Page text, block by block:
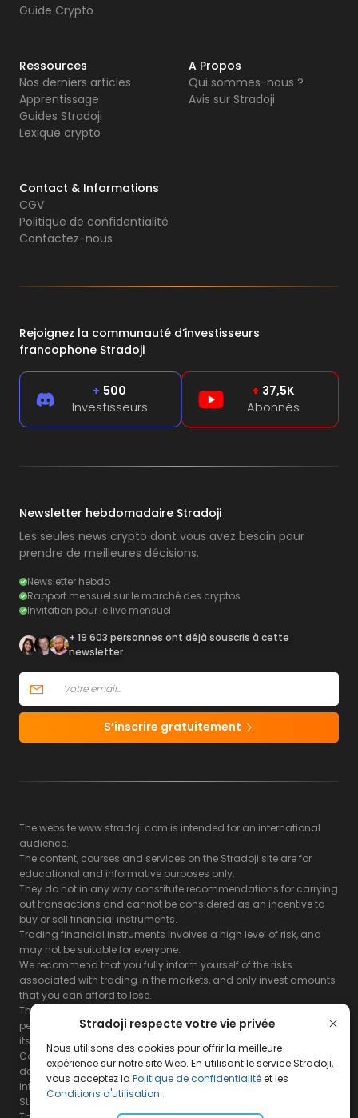
Stradoji respecte votre vie privée
Nous utilisons des cookies pour offrir la meilleure
expérience sur notre site Web. En utilisant le service Stradoji,
vous acceptez la Politique de confidentialitéet les
Conditions d'utilisation.
Guide Crypto
Ressources
Nos derniers articles
Apprentissage
Guides Stradoji
Lexique crypto
A Propos
Qui sommes-nous ?
Avis sur Stradoji
Contact & Informations
CGV
Politique de confidentialité
Contactez-nous
Rejoignez la communauté d’investisseurs
francophone Stradoji
+ 500
Investisseurs
+ 37,5K
Abonnés
Newsletter hebdomadaire Stradoji
Les seules news crypto dont vous avez besoin pour
prendre de meilleures décisions.
Newsletter hebdo
Rapport mensuel sur le marché des cryptos
Invitation pour le live mensuel
+ 19 603 personnes ont déjà souscris à cette
newsletter
S’inscrire gratuitement
The website www.stradoji.com is intended for an international
audience.
The content, courses and services on the Stradoji site are for
educational and informative purposes only.
They do not in any way constitute recommendations for carrying
out transactions and cannot be considered as an incentive to
buy or sell financial instruments.
Trading financial instruments involves a high level of risk, and
may not be suitable for everyone.
We recommend that you fully inform yourself of the risks
associated with trading in the markets, and only invest amounts
that you can afford to lose.
The Stradoji site does not guarantee the results or the
performance of products based on the information contained on
its site and its servers.
Consequently, the Stradoji site and its publishing company
decline all responsibility in the use that may be made of this
information and the consequences that may result therefrom.
Stradoji Services are not authorized for US citizens or US residents.